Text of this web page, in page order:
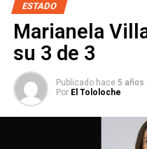
ESTADO
Marianela
su 3 de 3
Publicado hace 5 años
Por El Tololoche